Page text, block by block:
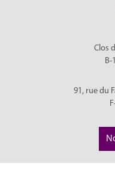
Clos
B-
91, rue du